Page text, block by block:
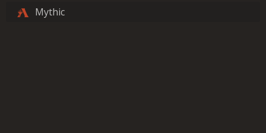
Mythic